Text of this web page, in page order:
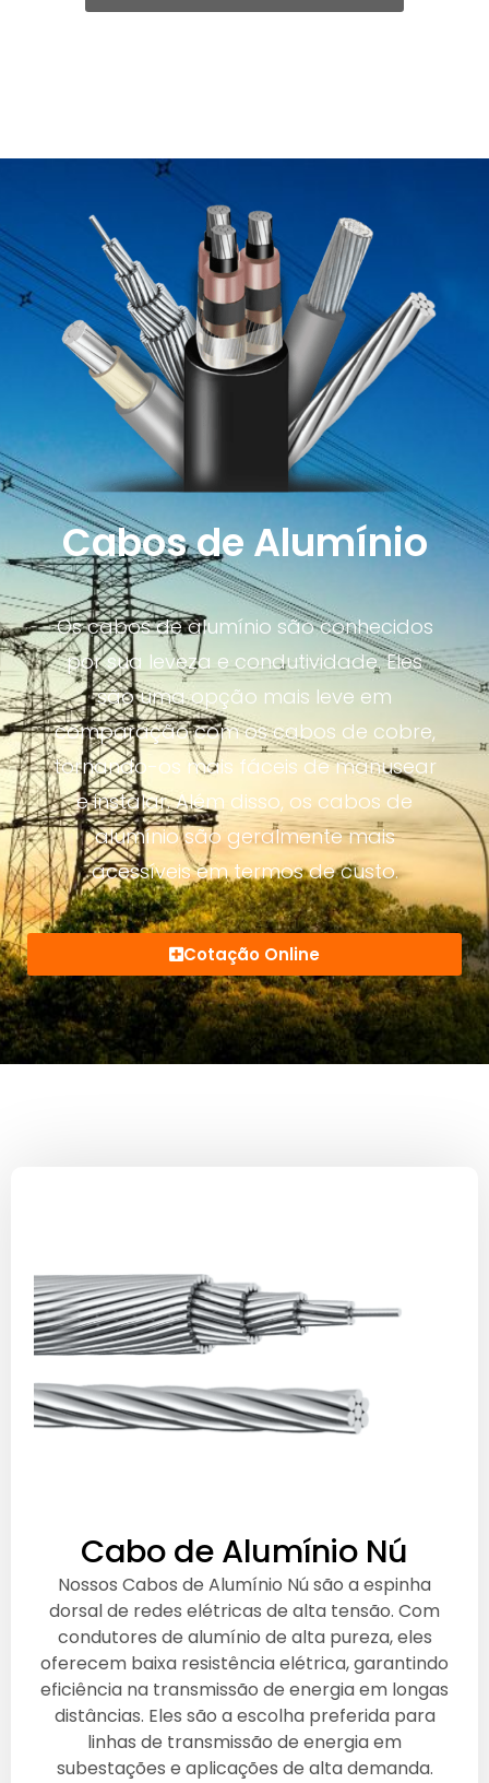
Cabos de Alumínio
Os cabos de alumínio são conhecidos
por sua leveza e condutividade. Eles
são uma opção mais leve em
comparação com os cabos de cobre,
tornando-os mais fáceis de manusear
e instalar. Além disso, os cabos de
alumínio são geralmente mais
acessíveis em termos de custo.
Cotação Online
Cabo de Alumínio Nú
Nossos Cabos de Alumínio Nú são a espinha
dorsal de redes elétricas de alta tensão. Com
condutores de alumínio de alta pureza, eles
oferecem baixa resistência elétrica, garantindo
eficiência na transmissão de energia em longas
distâncias. Eles são a escolha preferida para
linhas de transmissão de energia em
subestações e aplicações de alta demanda.